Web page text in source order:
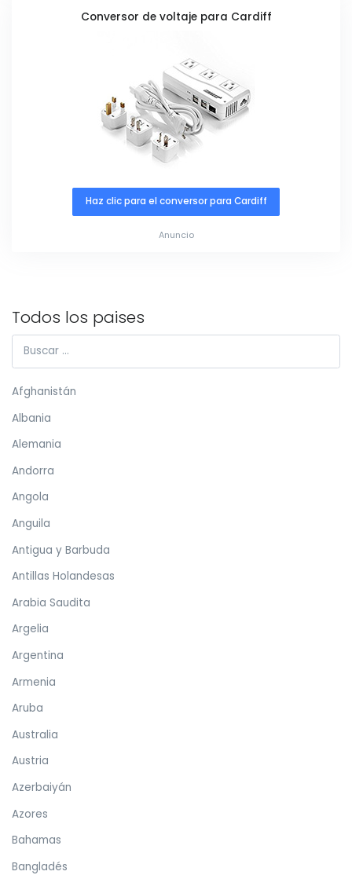
Conversor de voltaje para Cardiff
Haz clic para el conversor para Cardiff
Anuncio
Todos los paises
Afghanistán
Albania
Alemania
Andorra
Angola
Anguila
Antigua y Barbuda
Antillas Holandesas
Arabia Saudita
Argelia
Argentina
Armenia
Aruba
Australia
Austria
Azerbaiyán
Azores
Bahamas
Bangladés